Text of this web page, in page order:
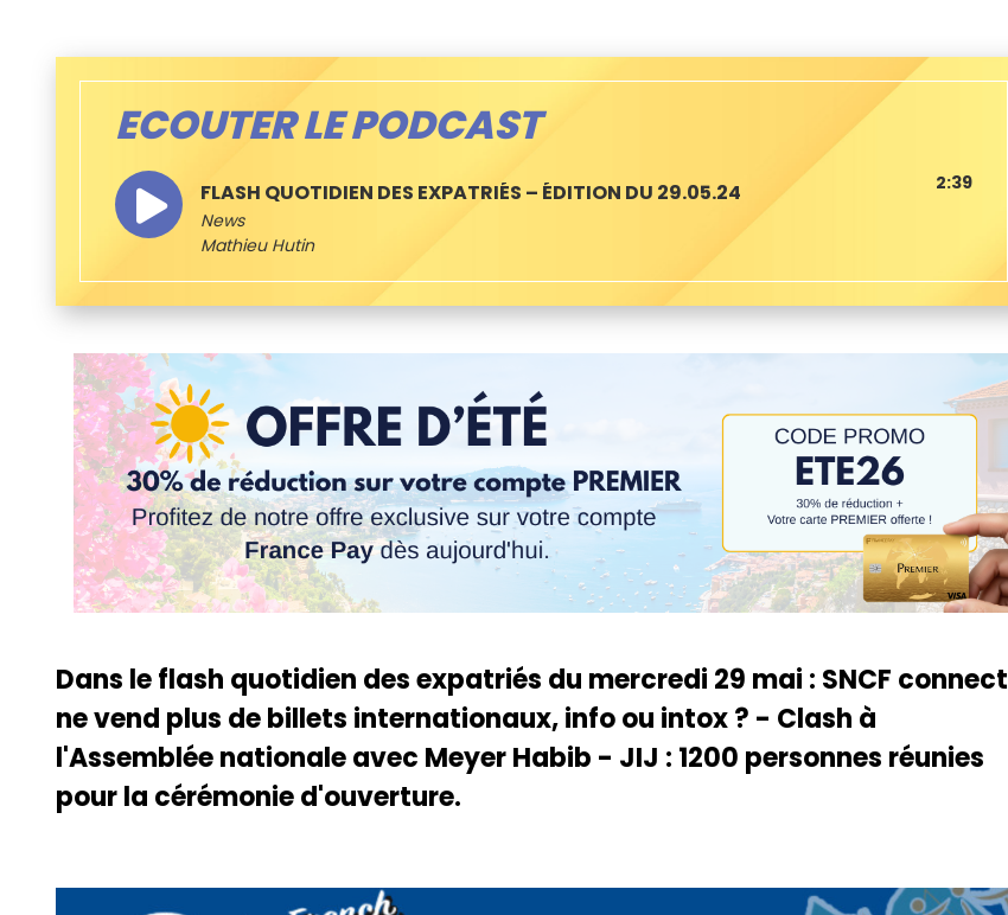
ECOUTER LE PODCAST
FLASH QUOTIDIEN DES EXPATRIÉS – ÉDITION DU 29.05.24
News
Mathieu Hutin
2:39
Dans le flash quotidien des expatriés du mercredi 29 mai : SNCF connect
ne vend plus de billets internationaux, info ou intox ? - Clash à
l'Assemblée nationale avec Meyer Habib - JIJ : 1200 personnes réunies
pour la cérémonie d'ouverture.